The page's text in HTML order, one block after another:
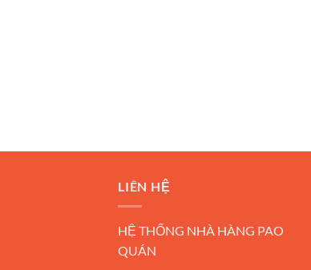
LIÊN HỆ
HỆ THỐNG NHÀ HÀNG PAO
QUÁN